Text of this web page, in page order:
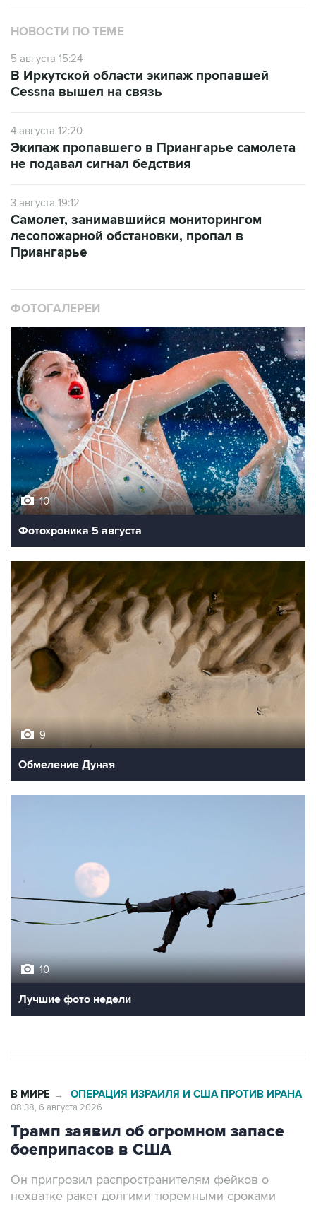
НОВОСТИ ПО ТЕМЕ
5 августа 15:24
В Иркутской области экипаж пропавшей
Cessna вышел на связь
4 августа 12:20
Экипаж пропавшего в Приангарье самолета
не подавал сигнал бедствия
3 августа 19:12
Самолет, занимавшийся мониторингом
лесопожарной обстановки, пропал в
Приангарье
ФОТОГАЛЕРЕИ
10
Фотохроника 5 августа
9
Обмеление Дуная
10
Лучшие фото недели
В МИРЕ → ОПЕРАЦИЯ ИЗРАИЛЯ И США ПРОТИВ ИРАНА
08:38, 6 августа 2026
Трамп заявил об огромном запасе
боеприпасов в США
Он пригрозил распространителям фейков о
нехватке ракет долгими тюремными сроками